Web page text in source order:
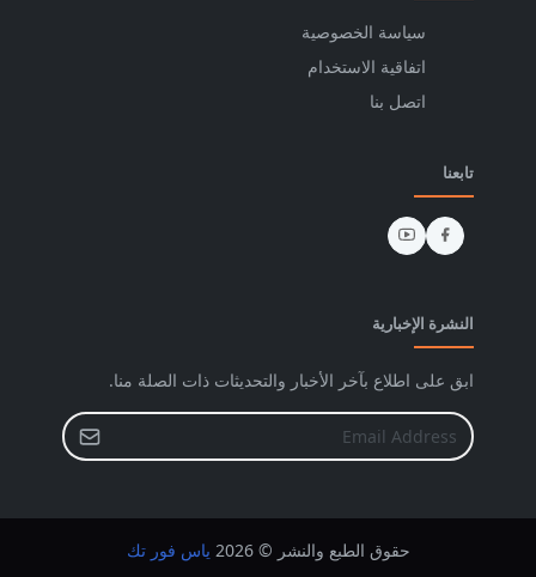
سياسة الخصوصية
اتفاقية الاستخدام
اتصل بنا
تابعنا
النشرة الإخبارية
ابق على اطلاع بآخر الأخبار والتحديثات ذات الصلة منا.
حقوق الطبع والنشر © 2026 ياس فور تك